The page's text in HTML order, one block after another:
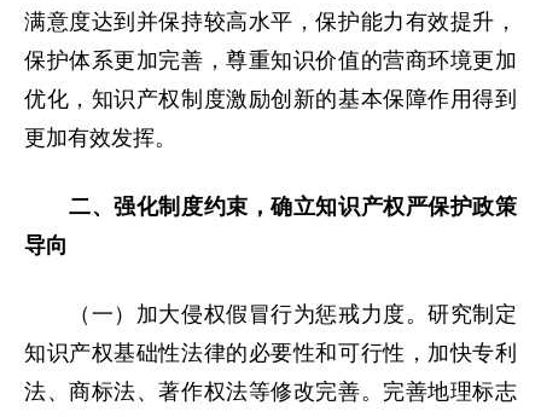
满意度达到并保持较高水平，保护能力有效提升，
保护体系更加完善，尊重知识价值的营商环境更加
优化，知识产权制度激励创新的基本保障作用得到
更加有效发挥。
二、强化制度约束，确立知识产权严保护政策
导向
（一）加大侵权假冒行为惩戒力度。研究制定
知识产权基础性法律的必要性和可行性，加快专利
法、商标法、著作权法等修改完善。完善地理标志